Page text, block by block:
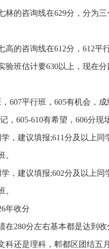
的咨询线在629分，分为
高的咨询线在612分，612平
班估计要630以上，现在分
607平行班，605有机会，
，605-610有希望，606分
，建议填报;611分及以上
。
，建议填报;602分及以上
。
年收分
在280分左右基本都是达到
科还是理科，郫都区团结五